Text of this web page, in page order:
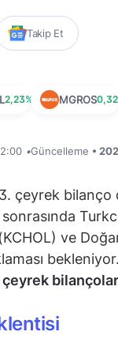
Takip Et
2,23% MGROS
•Güncelleme •
çeyrek bilanço
ve
bekleniyor.
çeyrek